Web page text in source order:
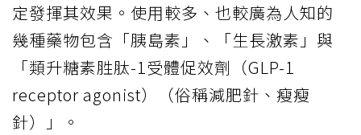
定發揮其效果。使用較多、也較廣為人知的
幾種藥物包含「胰島素 」、「生長激素」與
「類升糖素胜肽-1受體促效劑（GLP-1
receptor agonist）（俗稱減肥針、瘦瘦
針）」。